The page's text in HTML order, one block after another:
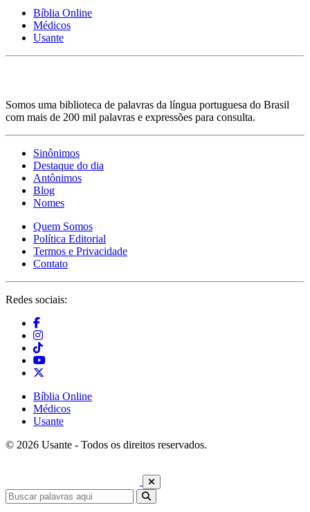
Bíblia Online
Médicos
Usante
Somos uma biblioteca de palavras da língua portuguesa do Brasil
com mais de 200 mil palavras e expressões para consulta.
Sinônimos
Destaque do dia
Antônimos
Blog
Nomes
Quem Somos
Política Editorial
Termos e Privacidade
Contato
Redes sociais:
Bíblia Online
Médicos
Usante
© 2026 Usante - Todos os direitos reservados.